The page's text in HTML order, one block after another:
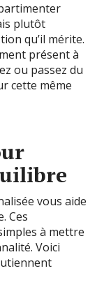
plutôt
qu’il mérite.
présent à
ou passez du
cette même
vous aide
Ces
à mettre
Voici